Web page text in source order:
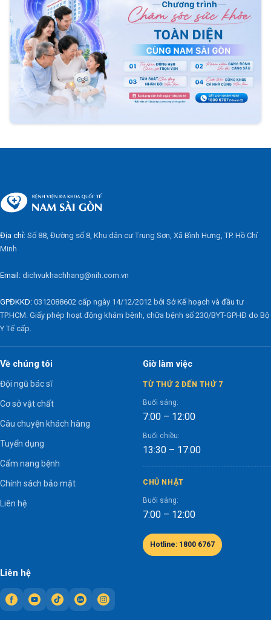
Địa chỉ: Số 88, Đường số 8, Khu dân cư Trung Sơn, Xã Bình Hưng, TP. Hồ Chí
Minh
Email: dichvukhachhang@nih.com.vn
GPĐKKD: 0312088602 cấp ngày 14/12/2012 bởi Sở Kế hoạch và đầu tư
TP.HCM. Giấy phép hoạt động khám bệnh, chữa bệnh số 230/BYT-GPHĐ do Bộ
Y Tế cấp.
Liên hệ
Về chúng tôi
Đội ngũ bác sĩ
Cơ sở vật chất
Câu chuyện khách hàng
Tuyển dụng
Cẩm nang bệnh
Chính sách bảo mật
Liên hệ
Giờ làm việc
TỪ THỨ 2 ĐẾN THỨ 7
Buổi sáng:
7:00 – 12:00
Buổi chiều:
13:30 – 17:00
CHỦ NHẬT
Buổi sáng:
7:00 – 12:00
Hotline: 1800 6767